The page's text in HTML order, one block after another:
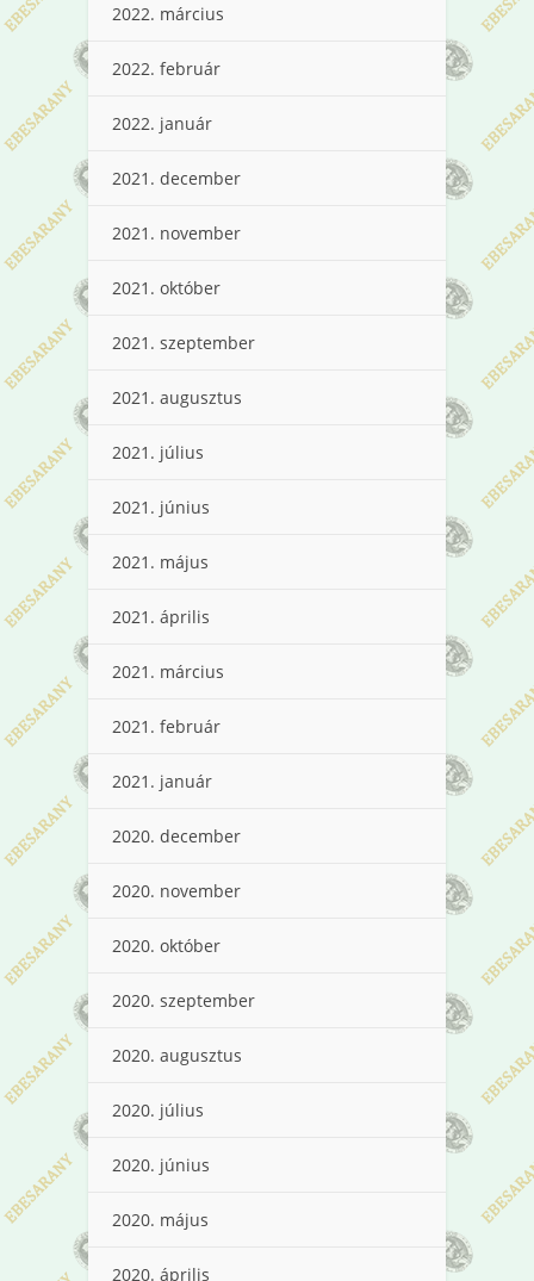
2022. március
2022. február
2022. január
2021. december
2021. november
2021. október
2021. szeptember
2021. augusztus
2021. július
2021. június
2021. május
2021. április
2021. március
2021. február
2021. január
2020. december
2020. november
2020. október
2020. szeptember
2020. augusztus
2020. július
2020. június
2020. május
2020. április